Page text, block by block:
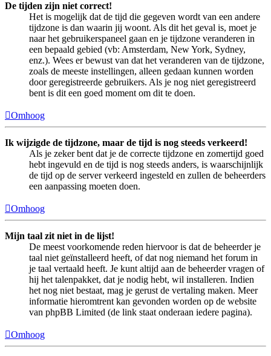
De tijden zijn niet correct!
Het is mogelijk dat de tijd die gegeven wordt van een andere
tijdzone is dan waarin jij woont. Als dit het geval is, moet je
naar het gebruikerspaneel gaan en je tijdzone veranderen in
een bepaald gebied (vb: Amsterdam, New York, Sydney,
enz.). Wees er bewust van dat het veranderen van de tijdzone,
zoals de meeste instellingen, alleen gedaan kunnen worden
door geregistreerde gebruikers. Als je nog niet geregistreerd
bent is dit een goed moment om dit te doen.
Omhoog
Ik wijzigde de tijdzone, maar de tijd is nog steeds verkeerd!
Als je zeker bent dat je de correcte tijdzone en zomertijd goed
hebt ingevuld en de tijd is nog steeds anders, is waarschijnlijk
de tijd op de server verkeerd ingesteld en zullen de beheerders
een aanpassing moeten doen.
Omhoog
Mijn taal zit niet in de lijst!
De meest voorkomende reden hiervoor is dat de beheerder je
taal niet geïnstalleerd heeft, of dat nog niemand het forum in
je taal vertaald heeft. Je kunt altijd aan de beheerder vragen of
hij het talenpakket, dat je nodig hebt, wil installeren. Indien
het nog niet bestaat, mag je gerust de vertaling maken. Meer
informatie hieromtrent kan gevonden worden op de website
van phpBB Limited (de link staat onderaan iedere pagina).
Omhoog